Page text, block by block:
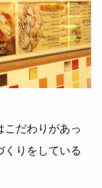
こだわりがあっ
くりをしている